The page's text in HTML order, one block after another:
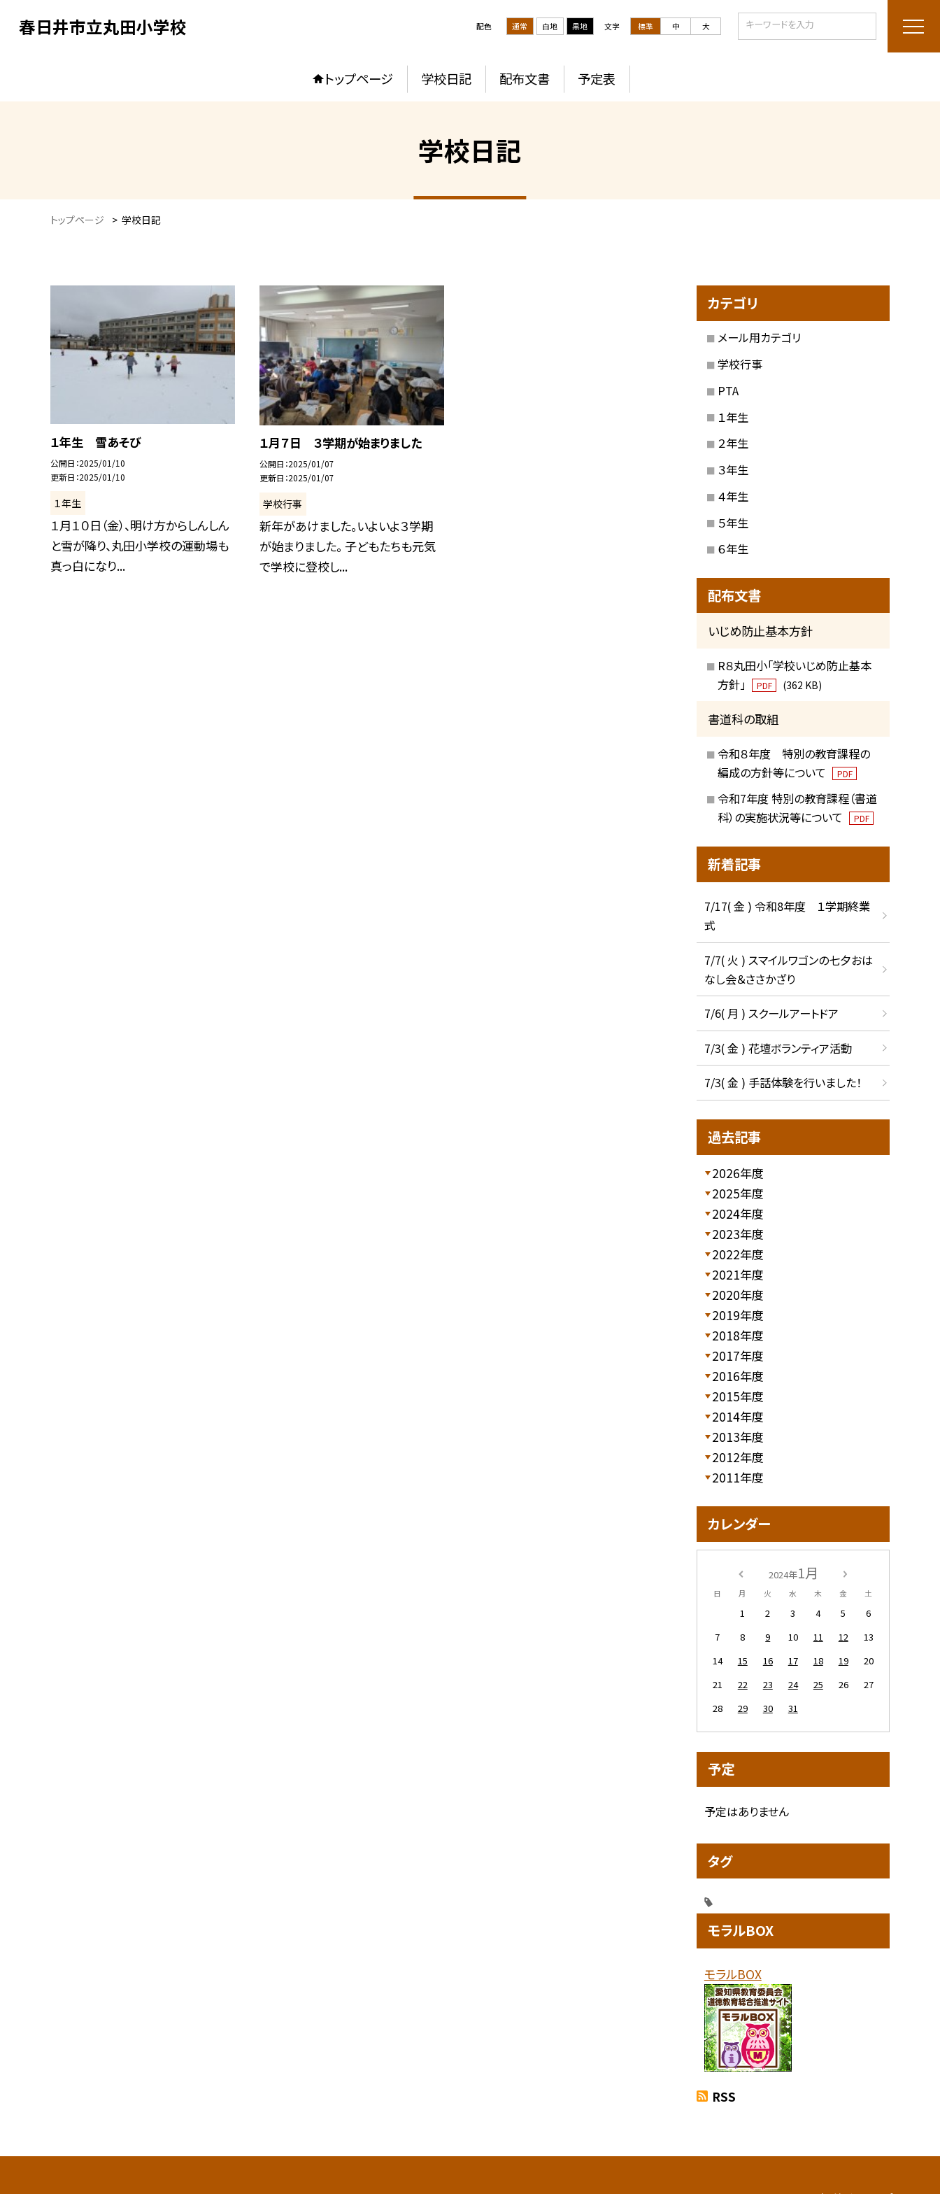
春日井市立丸田小学校 配色 通常 白地 黒地 文字 標準 中 大
トップページ 学校日記 配布文書 予定表
学校日記
トップページ > 学校日記
１年生 雪あそび
公開日 2025/01/10
更新日 2025/01/10
１年生
１月１０日（金）、明け方からしんしん
と雪が降り、丸田小学校の運動場も
真っ白になり...
１月７日 ３学期が始まりました
公開日 2025/01/07
更新日 2025/01/07
学校行事
新年があけました。いよいよ３学期
が始まりました。 子どもたちも元気
で学校に登校し...
カテゴリ
メール用カテゴリ
学校行事
PTA
１年生
２年生
３年生
４年生
５年生
６年生
配布文書
いじめ防止基本方針
R８丸田小「学校いじめ防止基本
方針」
PDF (362 KB)
書道科の取組
令和８年度 特別の教育課程の
編成の方針等について
PDF
令和7年度 特別の教育課程（書道
科）の実施状況等について
PDF
新着記事
7/17( 金 ) 令和8年度 １学期終業
式
7/7( 火 ) スマイルワゴンの七夕おは
なし会＆ささかざり
7/6( 月 ) スクールアートドア
7/3( 金 ) 花壇ボランティア活動
7/3( 金 ) 手話体験を行いました！
過去記事
2026年度
2025年度
2024年度
2023年度
2022年度
2021年度
2020年度
2019年度
2018年度
2017年度
2016年度
2015年度
2014年度
2013年度
2012年度
2011年度
カレンダー
2024年1月
日 月 火 水 木 金 土
1 2 3 4 5
6
7
8 9 10 11 12
13
14
15 16 17 18 19
20
21
22 23 24 25 26
27
28
29 30 31
予定
予定はありません
タグ
モラルBOX
モラルBOX
RSS